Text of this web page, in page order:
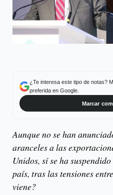
¿Te interesa este tipo de notas?
preferida en Google.
Marcar
Aunque no se han
aranceles a las
Unidos, sí se ha
país, tras las tensiones
viene?